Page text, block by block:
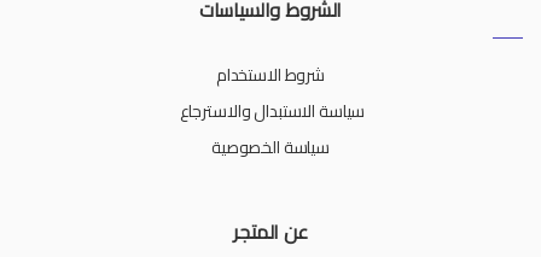
الشروط والسياسات
شروط الاستخدام
سياسة الاستبدال والاسترجاع
سياسة الخصوصية
عن المتجر